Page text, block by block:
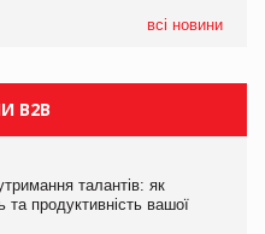
всі новини
B2B
талантів: як
продуктивність вашої